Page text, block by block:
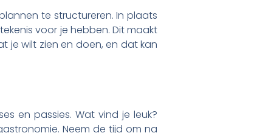
te structureren. In plaats
voor je hebben. Dit maakt
je wilt zien en doen, en dat kan
en passies. Wat vind je leuk?
Neem de tijd om na